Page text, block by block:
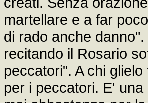
martellare e a far
di rado anche
recitando il Rosario
peccatori". A chi
per i peccatori. E'